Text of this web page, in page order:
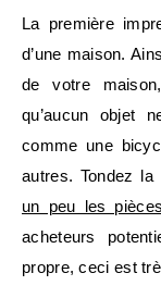
La première
d’une maison.
de votre
qu’aucun objet
comme une
autres. Tondez la
un peu les
acheteurs
propre, ceci est